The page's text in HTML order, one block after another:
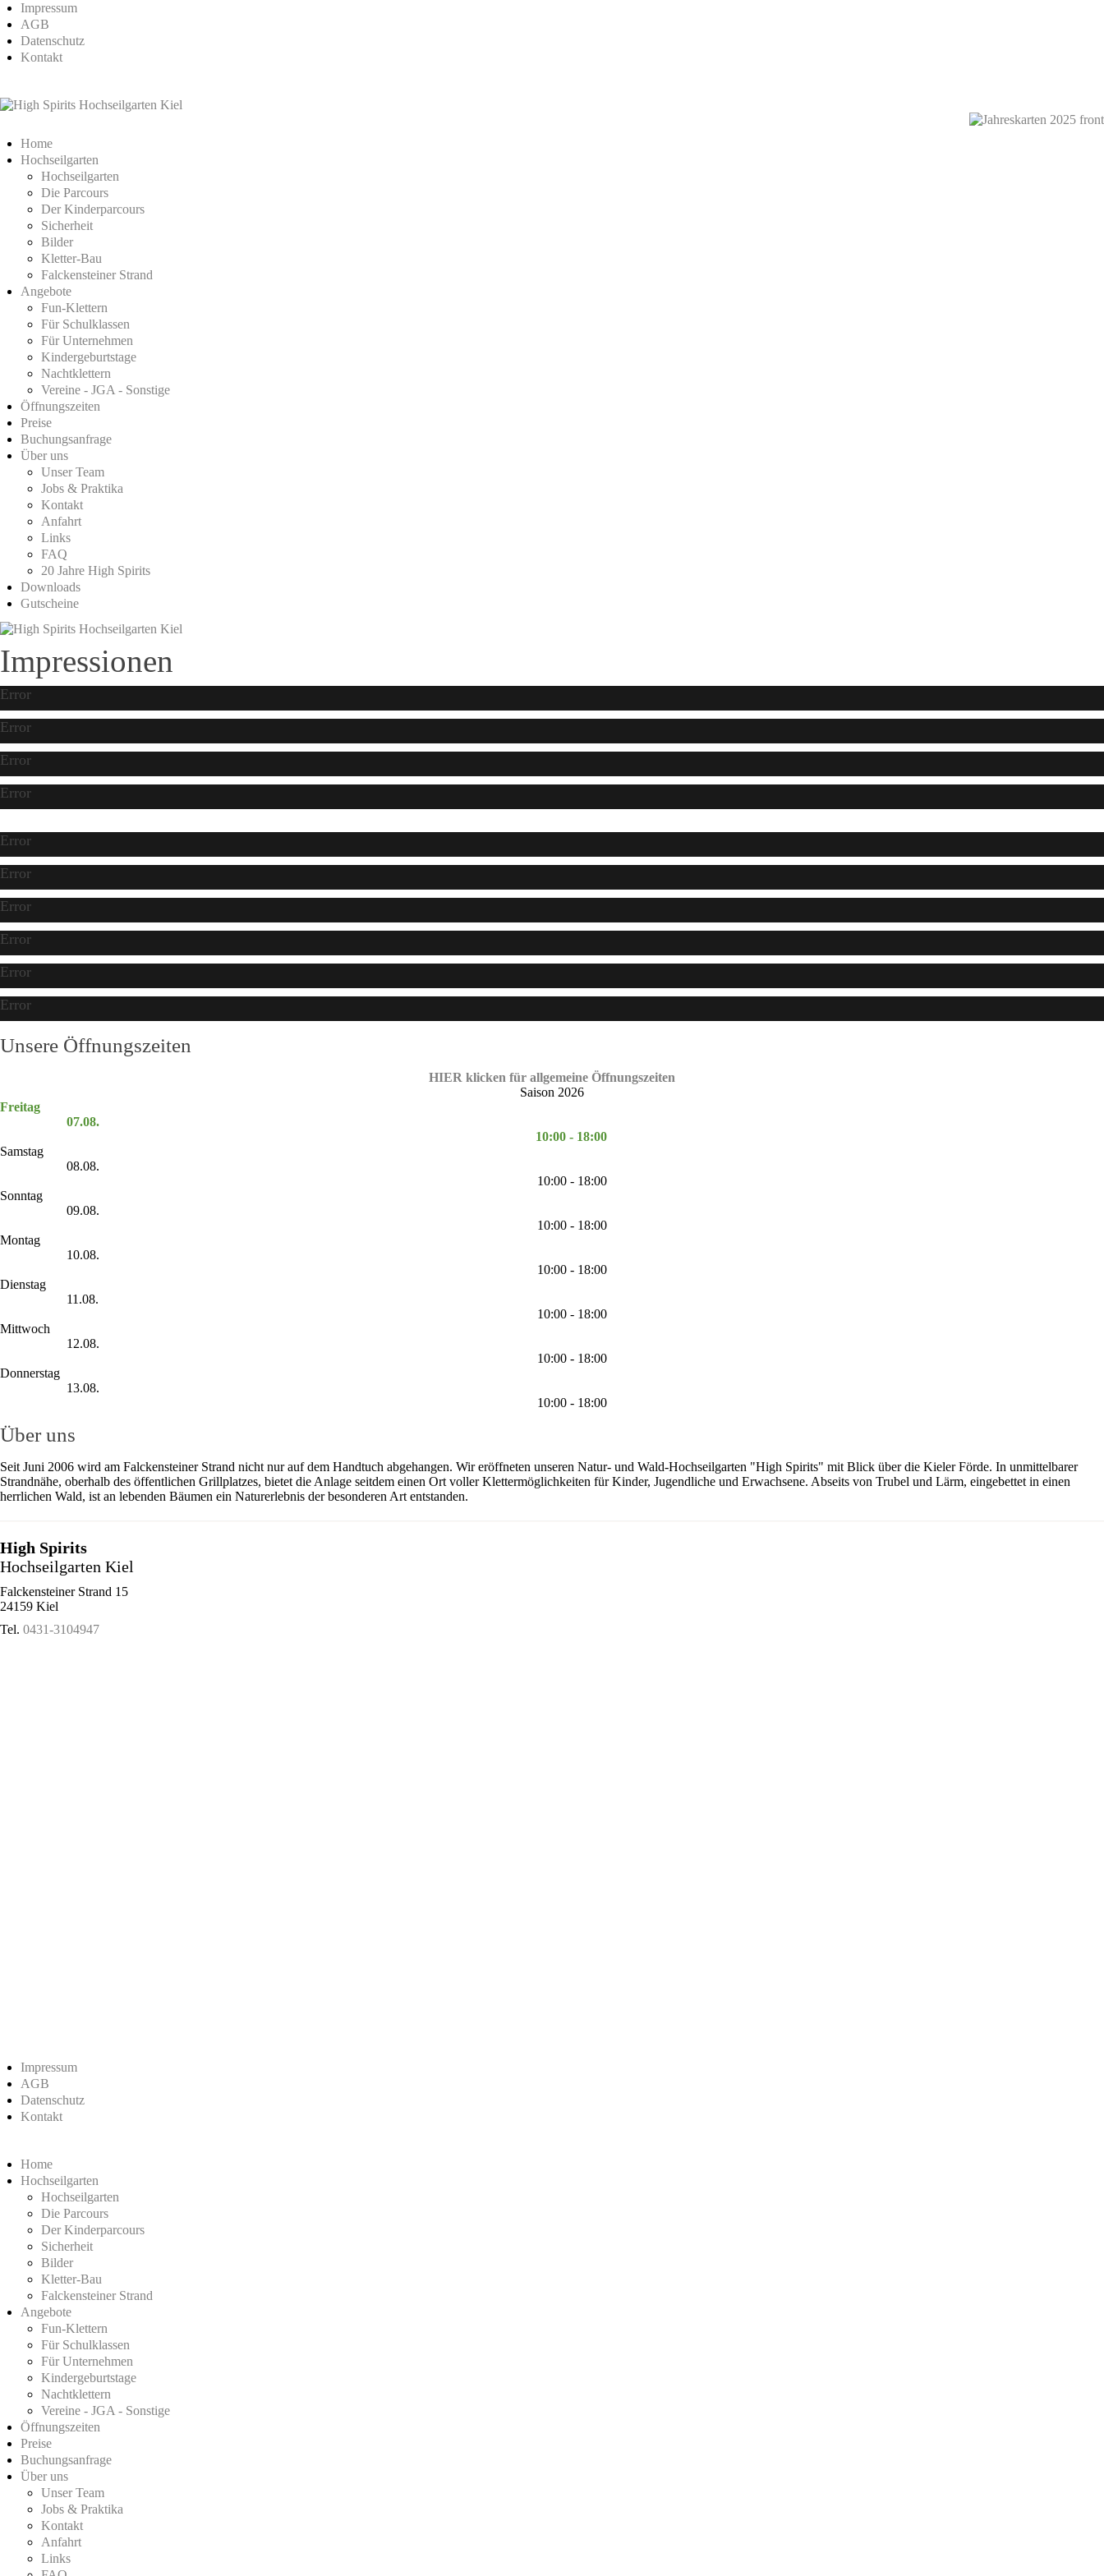
Impressum
AGB
Datenschutz
Kontakt
Home
Hochseilgarten
Hochseilgarten
Die Parcours
Der Kinderparcours
Sicherheit
Bilder
Kletter-Bau
Falckensteiner Strand
Angebote
Fun-Klettern
Für Schulklassen
Für Unternehmen
Kindergeburtstage
Nachtklettern
Vereine - JGA - Sonstige
Öffnungszeiten
Preise
Buchungsanfrage
Über uns
Unser Team
Jobs & Praktika
Kontakt
Anfahrt
Links
FAQ
20 Jahre High Spirits
Downloads
Gutscheine
Impressionen
Error
Error
Error
Error
Error
Error
Error
Error
Error
Error
Unsere Öffnungszeiten
HIER klicken für allgemeine Öffnungszeiten
Saison 2026
Freitag
07.08.
10:00 - 18:00
Samstag
08.08.
10:00 - 18:00
Sonntag
09.08.
10:00 - 18:00
Montag
10.08.
10:00 - 18:00
Dienstag
11.08.
10:00 - 18:00
Mittwoch
12.08.
10:00 - 18:00
Donnerstag
13.08.
10:00 - 18:00
Über uns
Seit Juni 2006 wird am Falckensteiner Strand nicht nur auf dem Handtuch abgehangen. Wir eröffneten unseren Natur- und Wald-Hochseilgarten "High Spirits" mit Blick über die Kieler Förde. In unmittelbarer
Strandnähe, oberhalb des öffentlichen Grillplatzes, bietet die Anlage seitdem einen Ort voller Klettermöglichkeiten für Kinder, Jugendliche und Erwachsene. Abseits von Trubel und Lärm, eingebettet in einen
herrlichen Wald, ist an lebenden Bäumen ein Naturerlebnis der besonderen Art entstanden.
High Spirits
Hochseilgarten Kiel
Falckensteiner Strand 15
24159 Kiel
Tel. 0431-3104947
Impressum
AGB
Datenschutz
Kontakt
Home
Hochseilgarten
Hochseilgarten
Die Parcours
Der Kinderparcours
Sicherheit
Bilder
Kletter-Bau
Falckensteiner Strand
Angebote
Fun-Klettern
Für Schulklassen
Für Unternehmen
Kindergeburtstage
Nachtklettern
Vereine - JGA - Sonstige
Öffnungszeiten
Preise
Buchungsanfrage
Über uns
Unser Team
Jobs & Praktika
Kontakt
Anfahrt
Links